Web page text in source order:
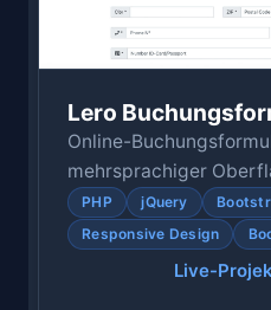
Lero
Online-
mehrsprachiger
PHP jQuery
Responsive Design
Live-